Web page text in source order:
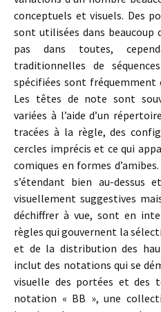
conceptuels et visuels. Des
sont utilisées dans
pas dans toutes,
traditionnelles de
spécifiées sont fréquemment
Les têtes de note sont
variées à l’aide d’un
tracées à la règle, des
cercles imprécis et ce qui
comiques en formes
s’étendant bien au-dessus
visuellement suggestives
déchiffrer à vue, sont en
règles qui gouvernent la
et de la distribution des
inclut des notations qui se
visuelle des portées et des
notation « BB », une